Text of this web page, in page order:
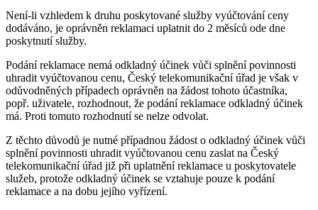
Není-li vzhledem k druhu poskytované služby vyúčtování ceny
dodáváno, je oprávněn reklamaci uplatnit do 2 měsíců ode dne
poskytnutí služby.
Podání reklamace nemá odkladný účinek vůči splnění povinnosti
uhradit vyúčtovanou cenu, Český telekomunikační úřad je však v
odůvodněných případech oprávněn na žádost tohoto účastníka,
popř. uživatele, rozhodnout, že podání reklamace odkladný účinek
má. Proti tomuto rozhodnutí se nelze odvolat.
Z těchto důvodů je nutné případnou žádost o odkladný účinek vůči
splnění povinnosti uhradit vyúčtovanou cenu zaslat na Český
telekomunikační úřad již při uplatnění reklamace u poskytovatele
služeb, protože odkladný účinek se vztahuje pouze k podání
reklamace a na dobu jejího vyřízení.